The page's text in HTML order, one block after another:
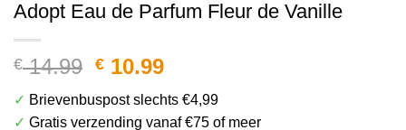
Adopt Eau de Parfum Fleur de Vanille
€14.99 Oorspronkelijke
was:
€ 10.99Huidige
is:
✓ Brievenbuspost slechts €4,99
✓ Gratis verzending vanaf €75 of meer